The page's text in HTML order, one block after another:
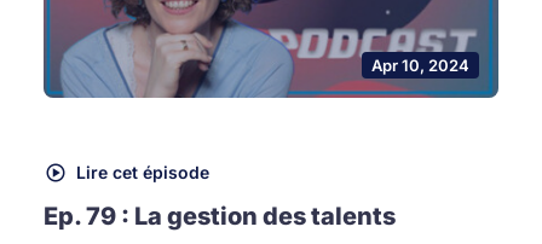
Apr 10, 2024
Lire cet épisode
Ep. 79 : La gestion des talents